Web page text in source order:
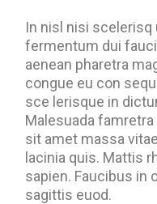
In nisl nisi
fermentum dui
aenean pharetra
congue eu con
sce lerisque in
Malesuada
sit amet massa
lacinia quis. Mattis
sapien. Faucibus in
sagittis euod.